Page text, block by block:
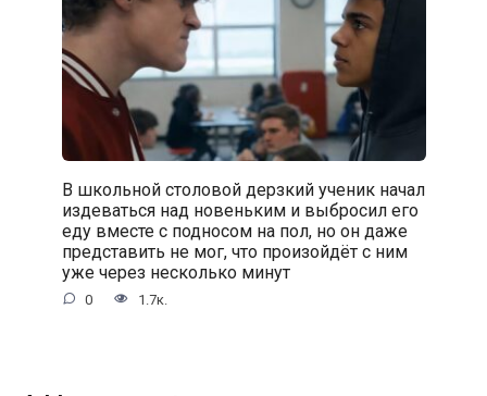
В школьной столовой дерзкий ученик начал
издеваться над новеньким и выбросил его
еду вместе с подносом на пол, но он даже
представить не мог, что произойдёт с ним
уже через несколько минут
0 1.7к.